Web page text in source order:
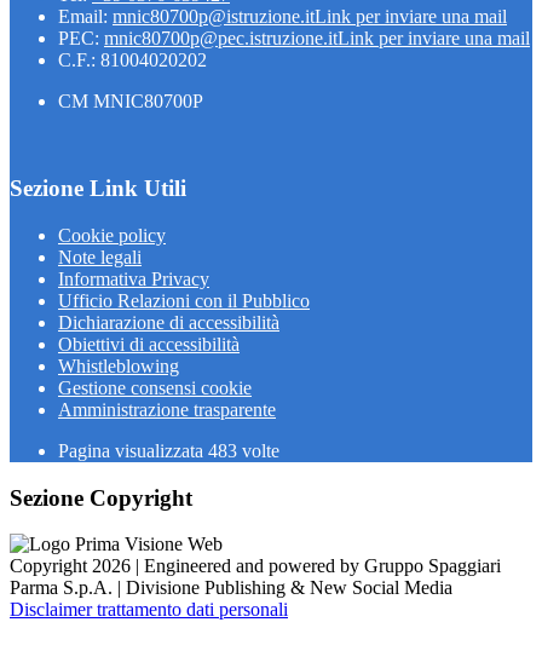
Email: mnic80700p@istruzione.itLink per inviare una mail
PEC: mnic80700p@pec.istruzione.itLink per inviare una mail
C.F.: 81004020202
CM MNIC80700P
Sezione Link Utili
Cookie policy
Note legali
Informativa Privacy
Ufficio Relazioni con il Pubblico
Dichiarazione di accessibilità
Obiettivi di accessibilità
Whistleblowing
Gestione consensi cookie
Amministrazione trasparente
Pagina visualizzata 483 volte
Sezione Copyright
Copyright 2026 | Engineered and powered by Gruppo Spaggiari
Parma S.p.A. | Divisione Publishing & New Social Media
Disclaimer trattamento dati personali